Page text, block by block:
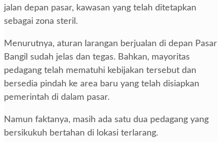
jalan depan pasar, kawasan yang telah ditetapkan
sebagai zona steril.
Menurutnya, aturan larangan berjualan di depan Pasar
Bangil sudah jelas dan tegas. Bahkan, mayoritas
pedagang telah mematuhi kebijakan tersebut dan
bersedia pindah ke area baru yang telah disiapkan
pemerintah di dalam pasar.
Namun faktanya, masih ada satu dua pedagang yang
bersikukuh bertahan di lokasi terlarang.